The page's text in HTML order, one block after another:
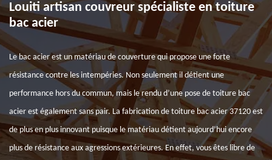
Louiti artisan couvreur spécialiste en toiture
bac acier
Le bac acier est un matériau de couverture qui propose une forte
résistance contre les intempéries. Non seulement il détient une
performance hors du commun, mais le rendu d’une pose de toiture bac
acier est également sans pair. La fabrication de toiture bac acier 37120 est
de plus en plus innovant puisque le matériau détient aujourd’hui encore
plus de résistance aux agressions extérieures. En effet, vous êtes libre de